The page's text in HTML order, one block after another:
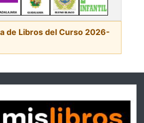
de Libros del Curso 2026-